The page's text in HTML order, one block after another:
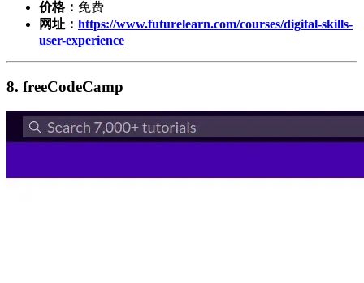
价格： 免费
网址： https://www.futurelearn.com/courses/digital-skills-
user-experience
8. freeCodeCamp